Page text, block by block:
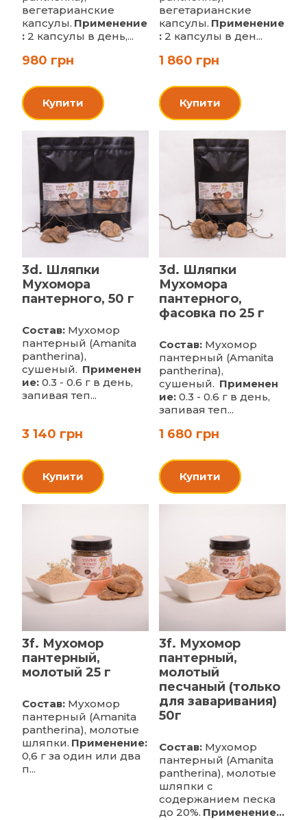
вегетарианские
капсулы. Применение
:2 капсулы в день,...
980 грн
Купити
вегетарианские
капсулы. Применение
:2 капсулы в ден...
1 860 грн
Купити
3d. Шляпки
Мухомора
пантерного, 50 г
Состав:Мухомор
пантерный (Amanita
pantherina),
сушеный. Применен
ие:0.3 - 0.6 г в день,
запивая теп...
3 140 грн
Купити
3d. Шляпки
Мухомора
пантерного,
фасовка по 25 г
Состав:Мухомор
пантерный (Amanita
pantherina),
сушеный. Применен
ие:0.3 - 0.6 г в день,
запивая теп...
1 680 грн
Купити
3f. Мухомор
пантерный,
молотый 25 г
Состав:Мухомор
пантерный (Amanita
pantherina), молотые
шляпки. Применение:
0,6 г за один или два
п...
3f. Мухомор
пантерный,
молотый
песчаный (только
для заваривания)
50г
Состав:Мухомор
пантерный (Amanita
pantherina), молотые
шляпки с
содержанием песка
до 20%. Применение...